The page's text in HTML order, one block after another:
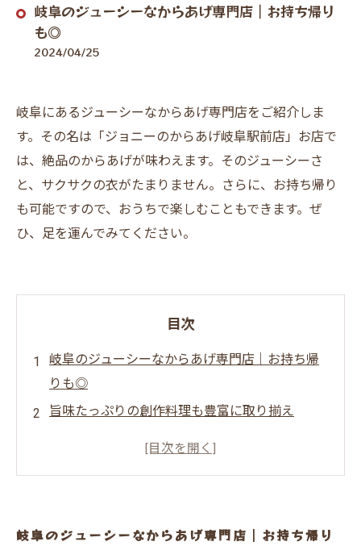
岐阜のジューシーなからあげ専門店｜お持ち帰り
も◎
2024/04/25
岐阜にあるジューシーなからあげ専門店をご紹介しま
す。その名は「ジョニーのからあげ岐阜駅前店」お店で
は、絶品のからあげが味わえます。そのジューシーさ
と、サクサクの衣がたまりません。さらに、お持ち帰り
も可能ですので、おうちで楽しむこともできます。ぜ
ひ、足を運んでみてください。
目次
岐阜のジューシーなからあげ専門店｜お持ち帰
りも◎
旨味たっぷりの創作料理も豊富に取り揃え
居酒屋としての使い方もできる
岐阜のジューシーなからあげ専門店｜お持ち帰り